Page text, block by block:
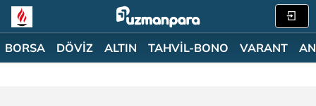
BORSA DÖVİZ ALTIN TAHVİL-BONO VARANT